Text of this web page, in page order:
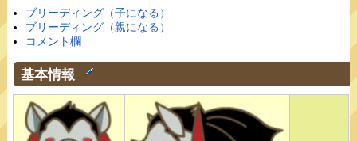
ブリーディング（子になる）
ブリーディング（親になる）
コメント欄
基本情報 †